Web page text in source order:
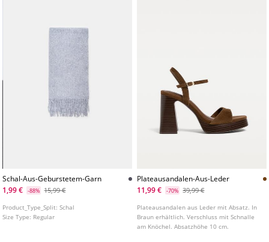
Schal-Aus-Geburstetem-Garn
1,99 €
-88% 15,99 €
Product_Type_Split:Schal
Size Type: Regular
Plateausandalen-Aus-Leder
11,99 €
-70% 39,99 €
Plateausandalen aus Leder mit Absatz. In
Braun erhältlich. Verschluss mit Schnalle
am Knöchel. Absatzhöhe 10 cm.